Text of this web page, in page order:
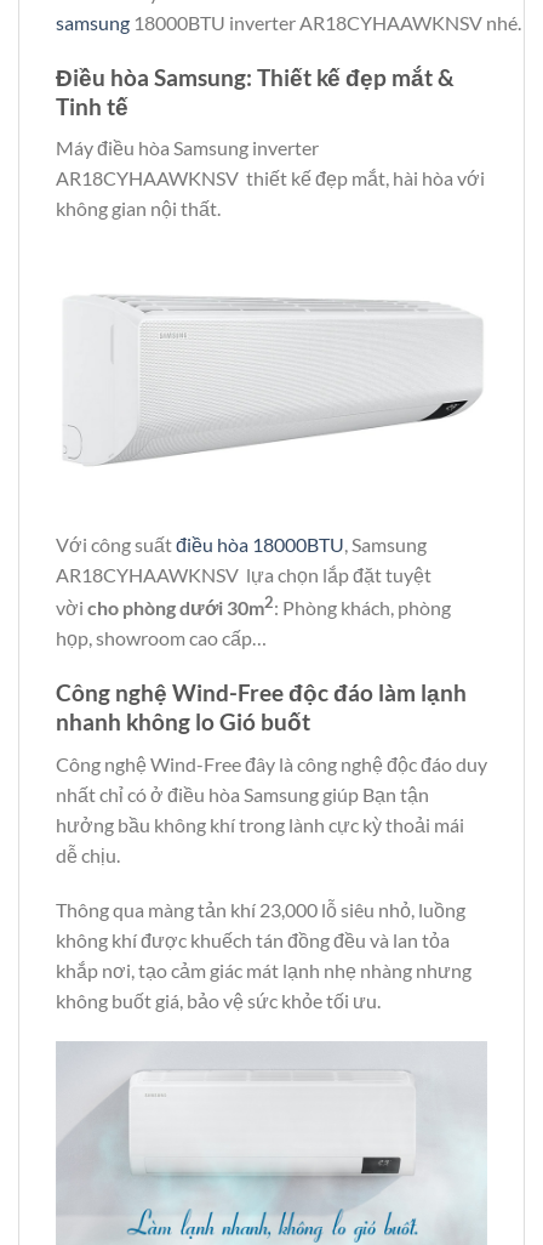
samsung 18000BTU inverter AR18CYHAAWKNSV nhé.
Điều hòa Samsung: Thiết kế đẹp mắt &
Tinh tế
Máy điều hòa Samsung inverter
AR18CYHAAWKNSV thiết kế đẹp mắt, hài hòa với
không gian nội thất.
Với công suấtđiều hòa 18000BTU, Samsung
AR18CYHAAWKNSV lựa chọn lắp đặt tuyệt
vời cho phòng dưới 30m2: Phòng khách, phòng
họp, showroom cao cấp…
Công nghệ Wind-Free độc đáo làm lạnh
nhanh không lo Gió buốt
Công nghệ Wind-Free đây là công nghệ độc đáo duy
nhất chỉ có ở điều hòa Samsung giúp Bạn tận
hưởng bầu không khí trong lành cực kỳ thoải mái
dễ chịu.
Thông qua màng tản khí 23,000 lỗ siêu nhỏ, luồng
không khí được khuếch tán đồng đều và lan tỏa
khắp nơi, tạo cảm giác mát lạnh nhẹ nhàng nhưng
không buốt giá, bảo vệ sức khỏe tối ưu.